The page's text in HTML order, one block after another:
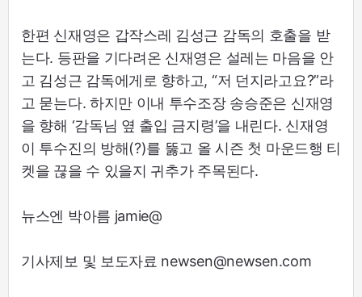
한편 신재영은 갑작스레 김성근 감독의 호출을 받
는다. 등판을 기다려온 신재영은 설레는 마음을 안
고 김성근 감독에게로 향하고, “저 던지라고요?”라
고 묻는다. 하지만 이내 투수조장 송승준은 신재영
을 향해 ‘감독님 옆 출입 금지령’을 내린다. 신재영
이 투수진의 방해(?)를 뚫고 올 시즌 첫 마운드행 티
켓을 끊을 수 있을지 귀추가 주목된다.
뉴스엔 박아름 jamie@
기사제보 및 보도자료 newsen@newsen.com